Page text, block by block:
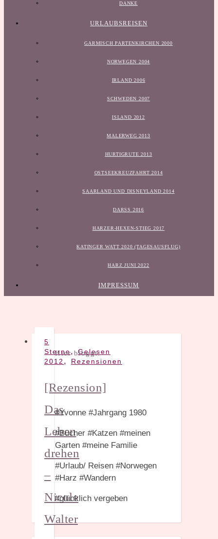
DANKE
URLAUBSREISEN
GARMISCH PARTENKIRCHEN 2000
NORWEGEN 2004
IRLAND 2006
SCHWEDEN 2007
ISLAND 2012
MALERWEG 2013
HURTIGRUTE 2013
OSTSEEKREUZFAHRT 2014
SAARLAND UND DISNEYLAND 2014
DARSS 2016
HARZER-HEXEN-STIEG 2017
KATINGER WATT 2020 (TAGESAUSFLUG)
HARZ JUNI 2022
IMPRESSUM
5
Sterne,Gelesen
2012 , Rezensionen
[Rezension]
Das
Leben
drehen
–
Nicole
Walter
Hier bloggt:
#Yvonne #Jahrgang 1980
#Bücher #Katzen #meinen
Garten #meine Familie
#Urlaub/ Reisen #Norwegen
#Harz #Wandern
#glücklich vergeben